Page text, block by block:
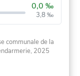
0,0 ‰
3,8 ‰
communale de la
2025